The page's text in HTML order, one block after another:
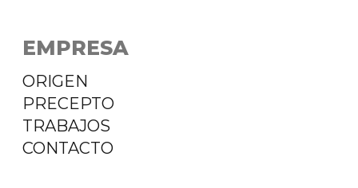
EMPRESA
ORIGEN
PRECEPTO
TRABAJOS
CONTACTO